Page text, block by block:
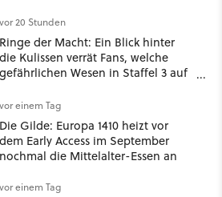
vor 20 Stunden
Ringe der Macht: Ein Blick hinter
die Kulissen verrät Fans, welche
gefährlichen Wesen in Staffel 3 auf
vor einem Tag
Die Gilde: Europa 1410 heizt vor
dem Early Access im September
nochmal die Mittelalter-Essen an
vor einem Tag